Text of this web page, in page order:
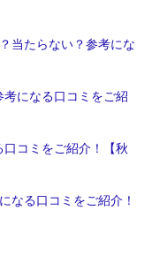
当たらない？参考にな
になる口コミをご紹
コミをご紹介！【秋
なる口コミをご紹介！